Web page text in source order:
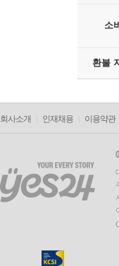
소
환불
회사소개 인재채용 이용약관